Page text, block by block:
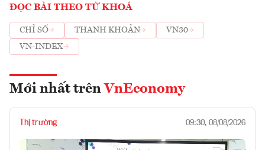
ĐỌC BÀI THEO TỪ KHOÁ
CHỈ SỐ THANH KHOẢN
VN30
VN-INDEX
Mới nhất trên VnEconomy
Thị trường 09:30, 08/08/2026